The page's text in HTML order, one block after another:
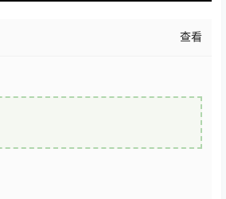
查看